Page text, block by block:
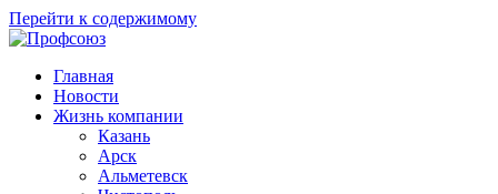
Перейти к содержимому
Таттелеком
Главная
Новости
Жизнь компании
Казань
Арск
Альметевск